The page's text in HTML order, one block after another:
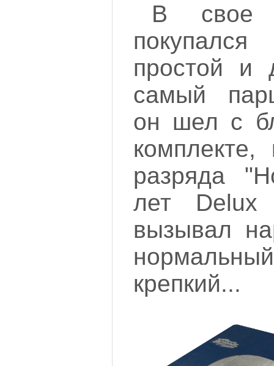
В свое
простой и
самый
он шел с
разряда
лет Delux
вызывал
крепкий...